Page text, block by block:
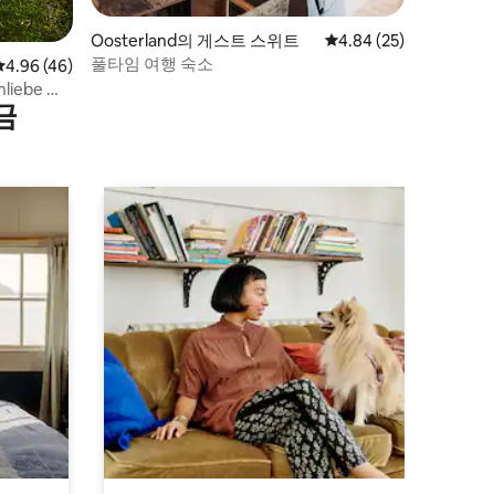
점 4.96점(5점 만점), 후기 46개
4.96 (46)
방
Oosterland의 게스트 스위트 평점 4.84점(5점 만점),
4.84 (25)
풀타임 여행 숙소